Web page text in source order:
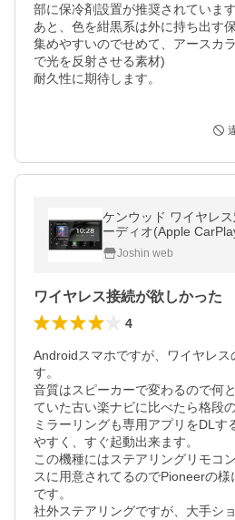
部に保冷剤設置が推奨されていま
あと、色を紺黒系は外に持ち出す
集めやすいのでせめて、アースカ
で光を反射させる素材)
耐久性に期待します。
ケンウッド ワイヤレ
ーディオ(Apple CarPlay / Android Auto
ワイヤレスミラーリン
品種別A
Joshin web
ワイヤレス接続が欲しかった
4
Androidスマホですが、ワイヤレ
す。
音質はスピーカーで変わるので何
ていた古い楽ナビに比べたら格段の
ミラーリングも専用アプリをDLす
やすく、すぐ起動出来ます。
この機種にはステアリングリモコ
スに用意されてるのでPioneerの
です。
社外ステアリングですが、大手シ